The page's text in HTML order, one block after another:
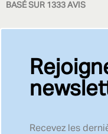
BASÉ SUR 1333 AVIS
Recevez les